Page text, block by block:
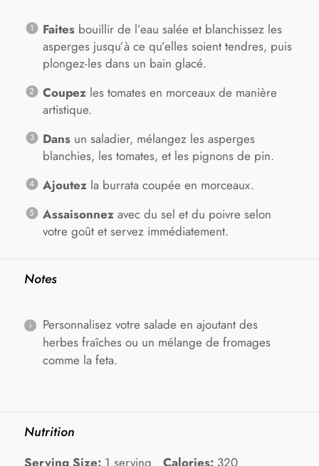
Faitesbouillir de l’eau salée et blanchissez les
asperges jusqu’à ce qu’elles soient tendres, puis
plongez-les dans un bain glacé.
Coupezles tomates en morceaux de manière
artistique.
Dansun saladier, mélangez les asperges
blanchies, les tomates, et les pignons de pin.
Ajoutezla burrata coupée en morceaux.
Assaisonnezavec du sel et du poivre selon
votre goût et servez immédiatement.
Notes
Personnalisez votre salade en ajoutant des
herbes fraîches ou un mélange de fromages
comme la feta.
Nutrition